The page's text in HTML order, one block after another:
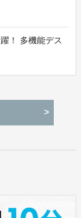
！ 多機能デス